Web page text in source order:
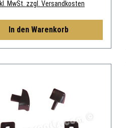
MwSt. zzgl. Versandkosten
In den Warenkorb